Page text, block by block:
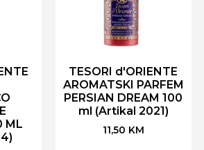
ML
TESORI d'ORIENTE
AROMATSKI PARFEM
PERSIAN DREAM 100
ml (Artikal 2021)
11,50 KM